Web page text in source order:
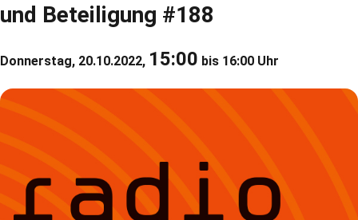
und Beteiligung #188
Donnerstag, 20.10.2022, 15:00 bis 16:00 Uhr